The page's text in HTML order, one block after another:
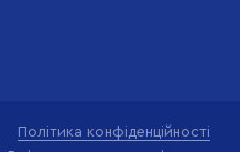
Політика конфіденційності